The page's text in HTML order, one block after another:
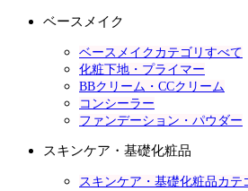
ベースメイク
ベースメイクカテゴリすべて
化粧下地・プライマー
BBクリーム・CCクリーム
コンシーラー
ファンデーション・パウダー
スキンケア・基礎化粧品
スキンケア・基礎化粧品カテ